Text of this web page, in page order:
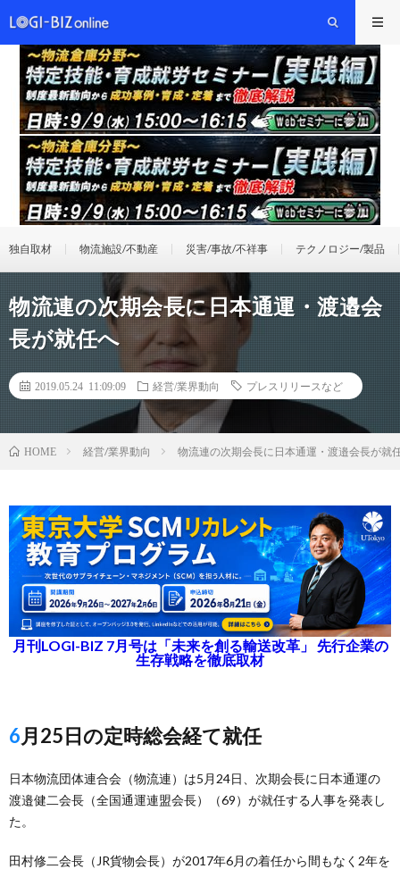
独自取材 物流施設/不動産 災害/事故/不祥事 テクノロジー/製品
物流連の次期会長に日本通運・渡邉会
長が就任へ
2019.05.24 11:09:09 経営/業界動向 プレスリリースなど
HOME 経営/業界動向 物流連の次期会長に日本通運・渡邉会長が就
月刊LOGI-BIZ 7月号は「未来を創る輸送改革」 先行企業の
生存戦略を徹底取材
6月25日の定時総会経て就任
日本物流団体連合会（物流連）は5月24日、次期会長に日本通運の
渡邉健二会長（全国通運連盟会長）（69）が就任する人事を発表し
た。
田村修二会長（JR貨物会長）が2017年6月の着任から間もなく2年を